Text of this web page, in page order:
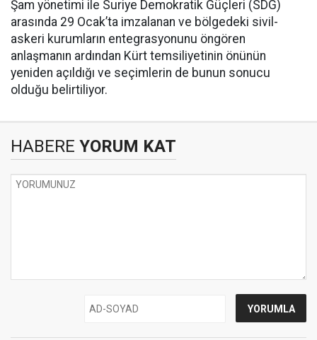
Şam yönetimi ile Suriye Demokratik Güçleri (SDG)
arasında 29 Ocak’ta imzalanan ve bölgedeki sivil-
askeri kurumların entegrasyonunu öngören
anlaşmanın ardından Kürt temsiliyetinin önünün
yeniden açıldığı ve seçimlerin de bunun sonucu
olduğu belirtiliyor.
HABERE YORUM KAT